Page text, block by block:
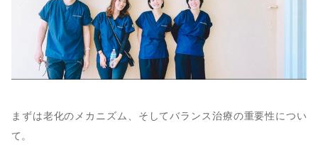
まずは老化のメカニズム、そしてバランス治療の重要性につい
て。